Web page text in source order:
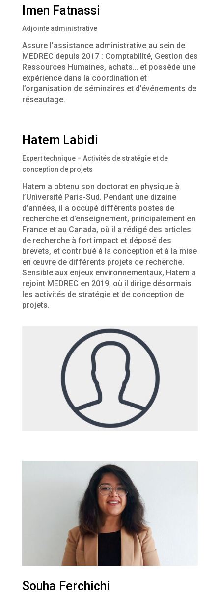
Imen Fatnassi
Adjointe administrative
Assure l’assistance administrative au sein de
MEDREC depuis 2017 : Comptabilité, Gestion des
Ressources Humaines, achats… et possède une
expérience dans la coordination et
l’organisation de séminaires et d’événements de
réseautage.
Hatem Labidi
Expert technique – Activités de stratégie et de
conception de projets
Hatem a obtenu son doctorat en physique à
l’Université Paris-Sud. Pendant une dizaine
d’années, il a occupé différents postes de
recherche et d’enseignement, principalement en
France et au Canada, où il a rédigé des articles
de recherche à fort impact et déposé des
brevets, et contribué à la conception et à la mise
en œuvre de différents projets de recherche.
Sensible aux enjeux environnementaux, Hatem a
rejoint MEDREC en 2019, où il dirige désormais
les activités de stratégie et de conception de
projets.
Souha Ferchichi